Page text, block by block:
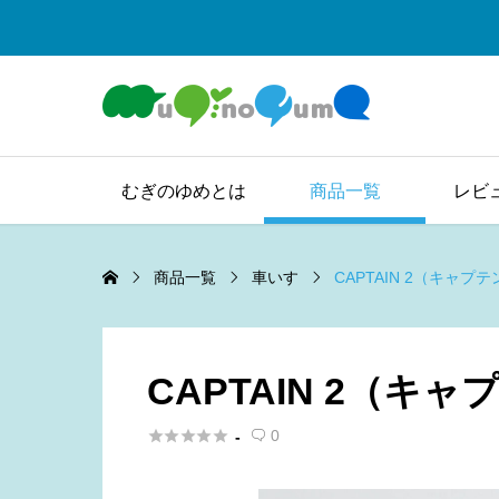
むぎのゆめとは 商品一覧 レビ
商品一覧 車いす CAPTAIN 2（キャプテ
CAPTAIN 2（キャ
 -  0